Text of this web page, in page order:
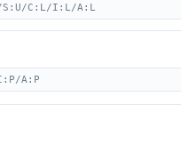
S:U/C:L/I:L/A:L
A:P